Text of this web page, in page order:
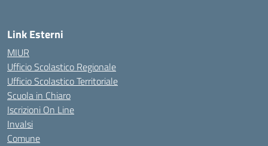
Link Esterni
MIUR
Ufficio Scolastico Regionale
Ufficio Scolastico Territoriale
Scuola in Chiaro
Iscrizioni On Line
Invalsi
Comune